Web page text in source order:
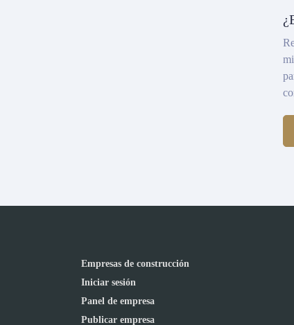
Empresas de construcción
Iniciar sesión
Panel de empresa
Publicar empresa